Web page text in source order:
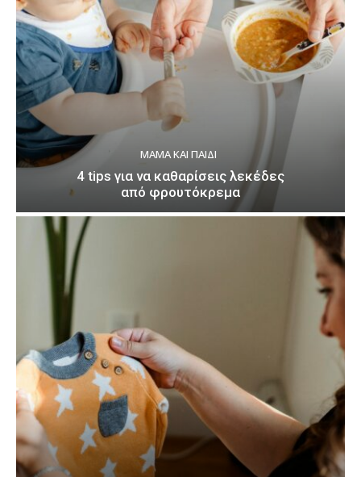
ΜΑΜΆ ΚΑΙ ΠΑΙΔΊ
4 tips για να καθαρίσεις λεκέδες
από φρουτόκρεμα